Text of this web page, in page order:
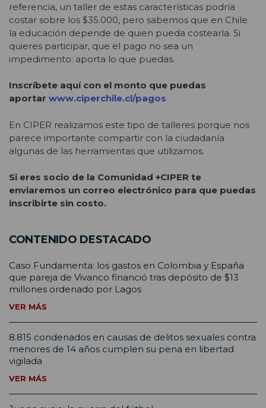
referencia, un taller de estas características podría
costar sobre los $35.000, pero sabemos que en Chile
la educación depende de quien pueda costearla. Si
quieres participar, que el pago no sea un
impedimento: aporta lo que puedas.
Inscríbete aquí con el monto que puedas
aportar www.ciperchile.cl/pagos
En CIPER realizamos este tipo de talleres porque nos
parece importante compartir con la ciudadanía
algunas de las herramientas que utilizamos.
Si eres socio de la Comunidad +CIPER te
enviaremos un correo electrónico para que puedas
inscribirte sin costo.
CONTENIDO DESTACADO
Caso Fundamenta: los gastos en Colombia y España
que pareja de Vivanco financió tras depósito de $13
millones ordenado por Lagos
VER MÁS
8.815 condenados en causas de delitos sexuales contra
menores de 14 años cumplen su pena en libertad
vigilada
VER MÁS